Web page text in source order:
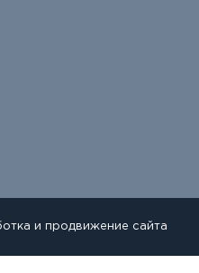
и продвижение сайта